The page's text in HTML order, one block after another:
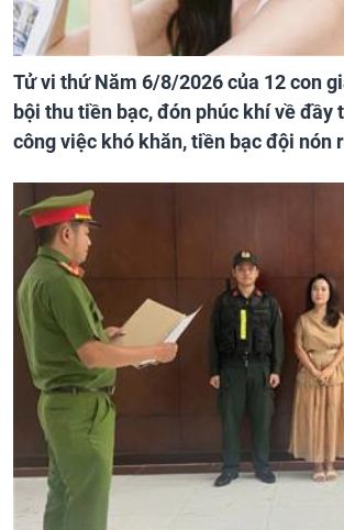
Tử vi thứ Năm 6/8/2026 của 12 con
bội thu tiền bạc, đón phúc khí về đầy
công việc khó khăn, tiền bạc đội nón